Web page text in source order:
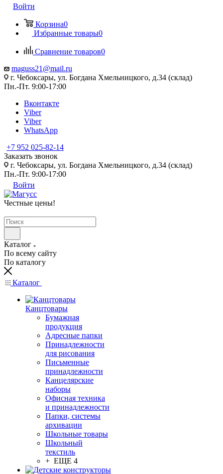
Войти
Корзина0
Избранные товары0
Сравнение товаров0
maguss21@mail.ru
г. Чебоксары, ул. Богдана Хмельницкого, д.34 (склад)
Пн.-Пт. 9:00-17:00
Вконтакте
Viber
Viber
WhatsApp
+7 952 025-82-14
Заказать звонок
г. Чебоксары, ул. Богдана Хмельницкого, д.34 (склад)
Пн.-Пт. 9:00-17:00
Войти
Честные цены!
Каталог
По всему сайту
По каталогу
Каталог
Канцтовары
Бумажная
продукция
Адресные папки
Принадлежности
для рисования
Письменные
принадлежности
Канцелярские
наборы
Офисная техника
и принадлежности
Папки, системы
архивации
Школьные товары
Школьный
текстиль
+ ЕЩЕ 4